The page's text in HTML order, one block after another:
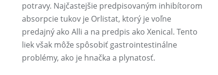
potravy. Najčastejšie predpisovaným inhibítorom
absorpcie tukov je Orlistat, ktorý je voľne
predajný ako Alli a na predpis ako Xenical. Tento
liek však môže spôsobiť gastrointestinálne
problémy, ako je hnačka a plynatosť.